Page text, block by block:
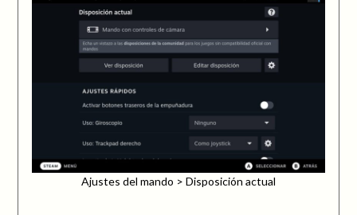
Ajustes del mando > Disposición actual